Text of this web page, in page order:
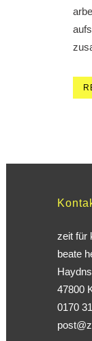
zeit für
beate
47800
0170